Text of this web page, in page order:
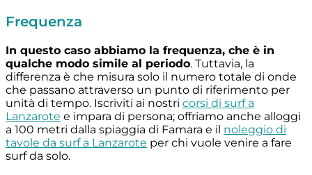
Frequenza
In questo caso abbiamo la frequenza, che è in
qualche modo simile al periodo. Tuttavia, la
differenza è che misura solo il numero totale di onde
che passano attraverso un punto di riferimento per
unità di tempo. Iscriviti ai nostri corsi di surf a
Lanzarote e impara di persona; offriamo anche alloggi
a 100 metri dalla spiaggia di Famara e il noleggio di
tavole da surf a Lanzarote per chi vuole venire a fare
surf da solo.